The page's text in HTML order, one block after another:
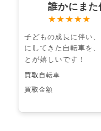
誰かにまた
★★★★★
子どもの成長に伴い
にしてきた自転車を
とが嬉しいです！
買取自転車
買取金額